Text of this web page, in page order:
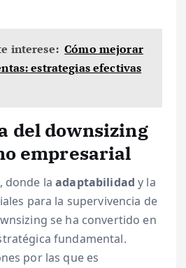
interese: Cómo mejorar
estrategias efectivas
del downsizing
empresarial
donde laadaptabilidad y la
para la supervivencia de
se ha convertido en
fundamental.
por las que es